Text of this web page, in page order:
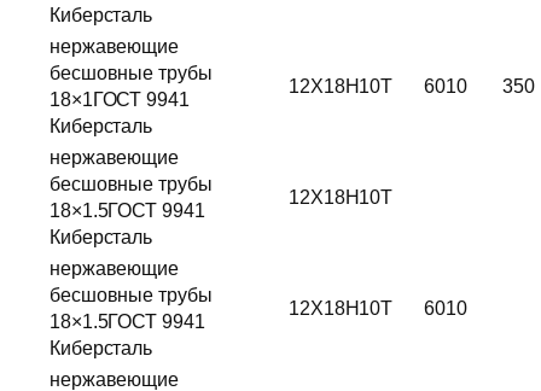
Киберсталь
нержавеющие
бесшовные трубы
18×1ГОСТ 9941
Киберсталь
12Х18Н10Т 6010 350
нержавеющие
бесшовные трубы
18×1.5ГОСТ 9941
Киберсталь
12Х18Н10Т
нержавеющие
бесшовные трубы
18×1.5ГОСТ 9941
Киберсталь
12Х18Н10Т 6010
нержавеющие